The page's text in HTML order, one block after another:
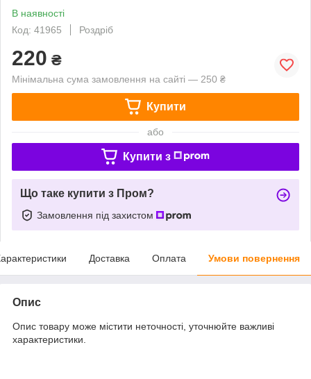
В наявності
Код: 41965
Роздріб
220 ₴
Мінімальна сума замовлення на сайті — 250 ₴
Купити
або
Купити з
Що таке купити з Пром?
Замовлення під захистом
Доставка Оплата Умови повернення
Опис
Опис товару може містити неточності, уточнюйте важливі
характеристики.